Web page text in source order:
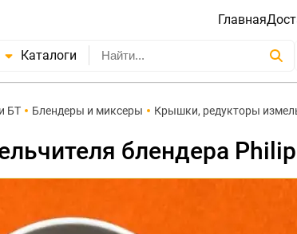
Главная
Каталоги
БТ Блендеры и миксеры Крышки, редукторы
блендера